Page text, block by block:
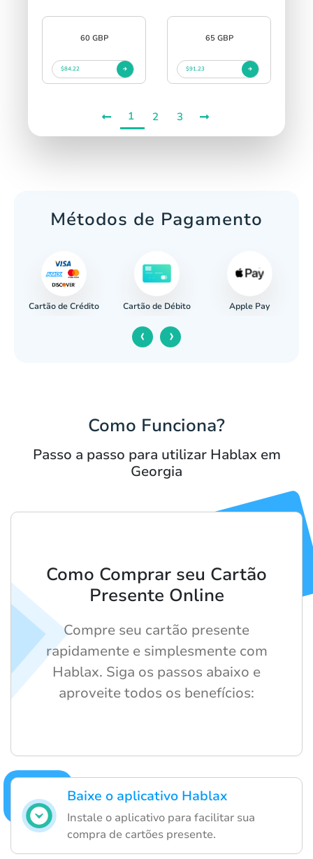
60 GBP
$84.22
65 GBP
$91.23
1 2 3
Métodos de Pagamento
Cartão de Crédito Cartão de Débito Apple Pay
‹ ›
Como Funciona?
Passo a passo para utilizar Hablax em
Georgia
Baixe o aplicativo Hablax
Instale o aplicativo para facilitar sua
compra de cartões presente.
Como Comprar seu Cartão
Presente Online
Compre seu cartão presente
rapidamente e simplesmente com
Hablax. Siga os passos abaixo e
aproveite todos os benefícios: